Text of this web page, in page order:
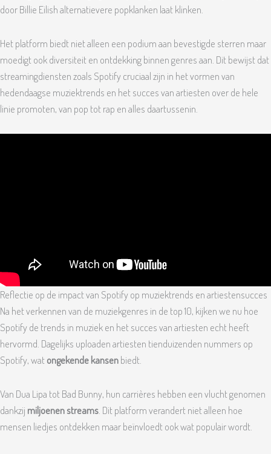
door Billie Eilish alternatievere popklanken laat klinken.
Het platform biedt niet alleen een podium aan bevestigde sterren maar
moedigt ook diversiteit en ontdekking binnen genres aan. Dit bewijst dat
streamingdiensten zoals Spotify cruciaal zijn in het vormen van
hedendaagse muziektrends en het succes van artiesten over de hele
linie promoten, van pop tot rap en alles daartussenin.
Reflectie op de impact van Spotify op muziektrends en artiestensucces
Na het verkennen van de muziekgenres in de top 10, kijken we nu hoe
Spotify de trends in muziek en het succes van artiesten echt heeft
hervormd. Dagelijks uploaden artiesten tienduizenden nummers op
Spotify, watongekende kansenbiedt.
Van Dua Lipa tot Bad Bunny, hun carrières hebben een vlucht genomen
dankzij miljoenen streams . Dit platform verandert niet alleen hoe
mensen liedjes ontdekken maar beïnvloedt ook wat populair wordt.